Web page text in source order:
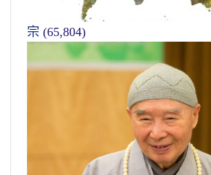
宗 (65,804)